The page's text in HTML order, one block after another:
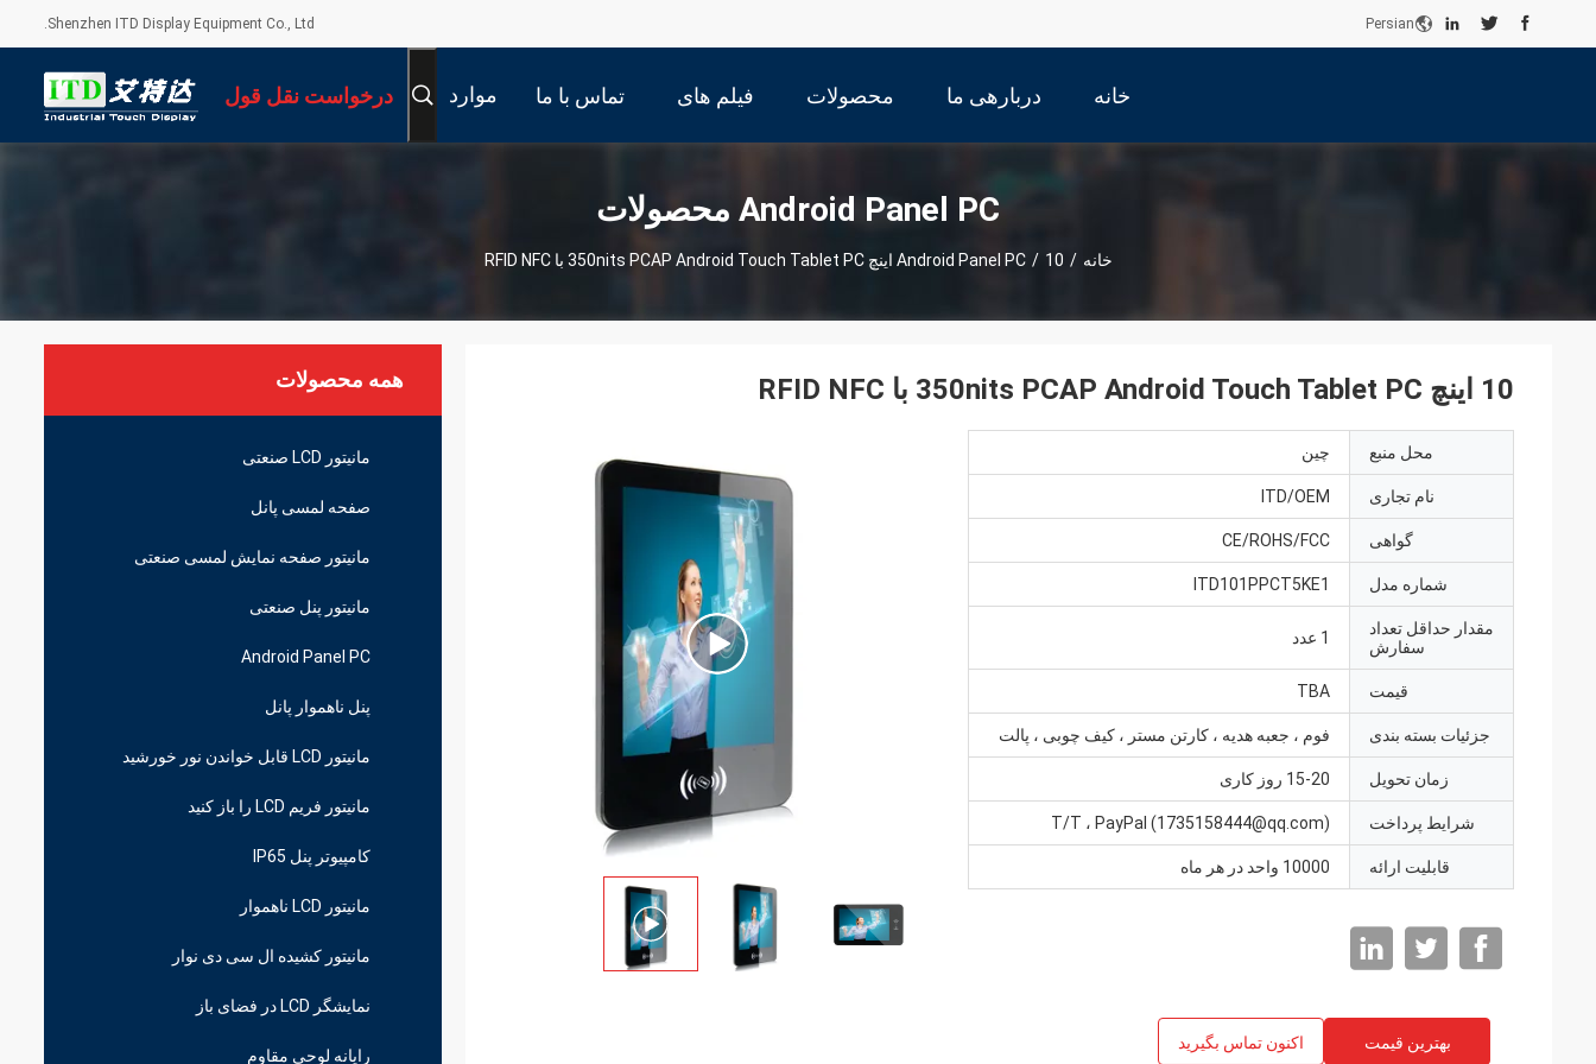
Shenzhen ITD Display Equipment Co., Ltd. Persian
خانه دربارهی ما محصولات فیلم های تماس با ما موارد درخواست نقل قول
Android Panel PC محصولات
خانه /
Android Panel PC / 10 اینچ 350nits PCAP Android Touch Tablet PC با RFID NFC
همه محصولات
مانیتور LCD صنعتی
صفحه لمسی پانل
مانیتور صفحه نمایش لمسی صنعتی
مانیتور پنل صنعتی
Android Panel PC
پنل ناهموار پانل
مانیتور LCD قابل خواندن نور خورشید
مانیتور فریم LCD را باز کنید
کامپیوتر پنل IP65
مانیتور LCD ناهموار
مانیتور کشیده ال سی دی نوار
نمایشگر LCD در فضای باز
رایانه لوحی مقاوم
10 اینچ 350nits PCAP Android Touch Tablet PC با RFID NFC
محل منبع چین
نام تجاری ITD/OEM
گواهی CE/ROHS/FCC
شماره مدل ITD101PPCT5KE1
مقدار حداقل تعداد
سفارش
1 عدد
قیمت TBA
جزئیات بسته بندی فوم ، جعبه هدیه ، کارتن مستر ، کیف چوبی ، پالت
زمان تحویل 15-20 روز کاری
شرایط پرداخت T/T ، PayPal (1735158444@qq.com)
قابلیت ارائه 10000 واحد در هر ماه
بهترین قیمت اکنون تماس بگیرید